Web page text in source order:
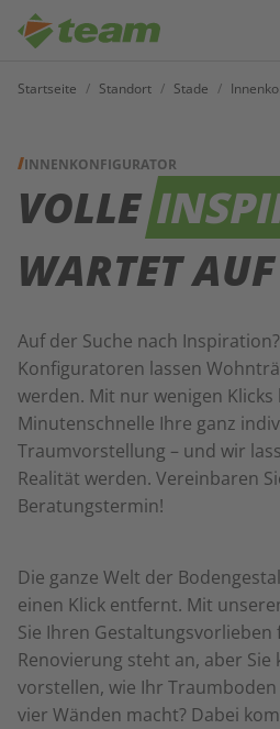
Startseite / Standort / Stade /
INNENKONFIGURATOR
VOLLE
WARTET
Auf der Suche nach
Konfiguratoren lassen
werden. Mit nur wenigen Klicks
Minutenschnelle Ihre ganz
Traumvorstellung – und wir
Realität werden. Vereinbaren
Beratungstermin!
Die ganze Welt der
einen Klick entfernt. Mit
Sie Ihren Gestaltungsvorlieben
Renovierung steht an, aber
vorstellen, wie Ihr
vier Wänden macht? Dabei